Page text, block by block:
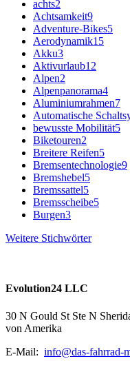
achts2
Achtsamkeit9
Adventure-Bikes5
Aerodynamik15
Akku3
Aktivurlaub12
Alpen2
Alpenpanorama4
Aluminiumrahmen7
Automatische
bewusste Mobilität5
Biketouren2
Breitere Reifen5
Bremsentechnologie9
Bremshebel5
Bremssattel5
Bremsscheibe5
Burgen3
Weitere Stichwörter
Evolution24 LLC
30 N Gould St Ste N
von Amerika
E-Mail: info@das-fahrrad-